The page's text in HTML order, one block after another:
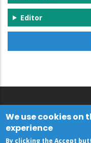
Editor
We use cookies on
experience
By clicking the Accept